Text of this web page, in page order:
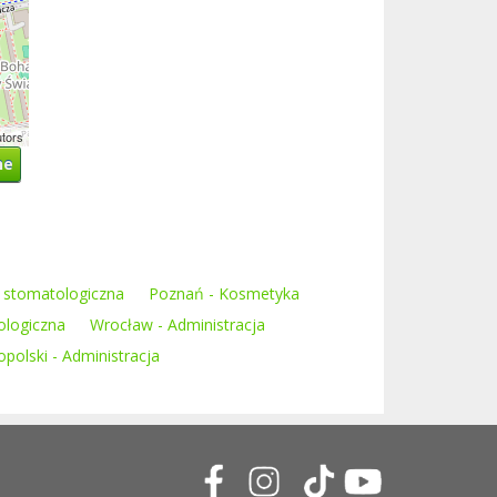
Poznań - Kosmetyka
Wrocław - Administracja
- Administracja